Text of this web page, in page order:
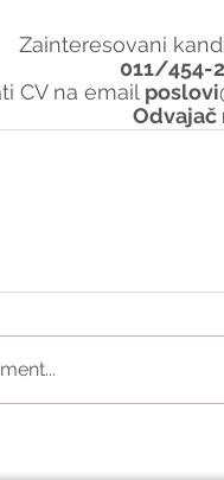
Zainteresovani
011/454-
CV na email
Odvajač